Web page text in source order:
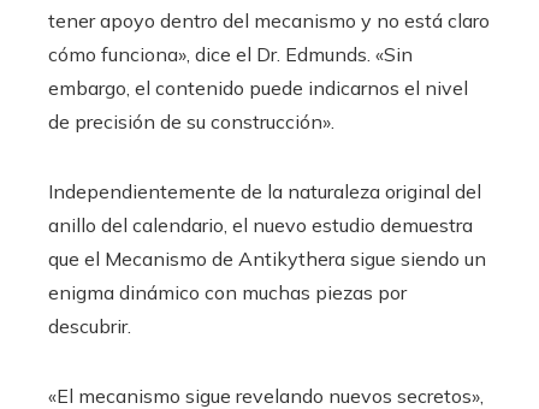
tener apoyo dentro del mecanismo y no está claro
cómo funciona», dice el Dr. Edmunds. «Sin
embargo, el contenido puede indicarnos el nivel
de precisión de su construcción».
Independientemente de la naturaleza original del
anillo del calendario, el nuevo estudio demuestra
que el Mecanismo de Antikythera sigue siendo un
enigma dinámico con muchas piezas por
descubrir.
«El mecanismo sigue revelando nuevos secretos»,